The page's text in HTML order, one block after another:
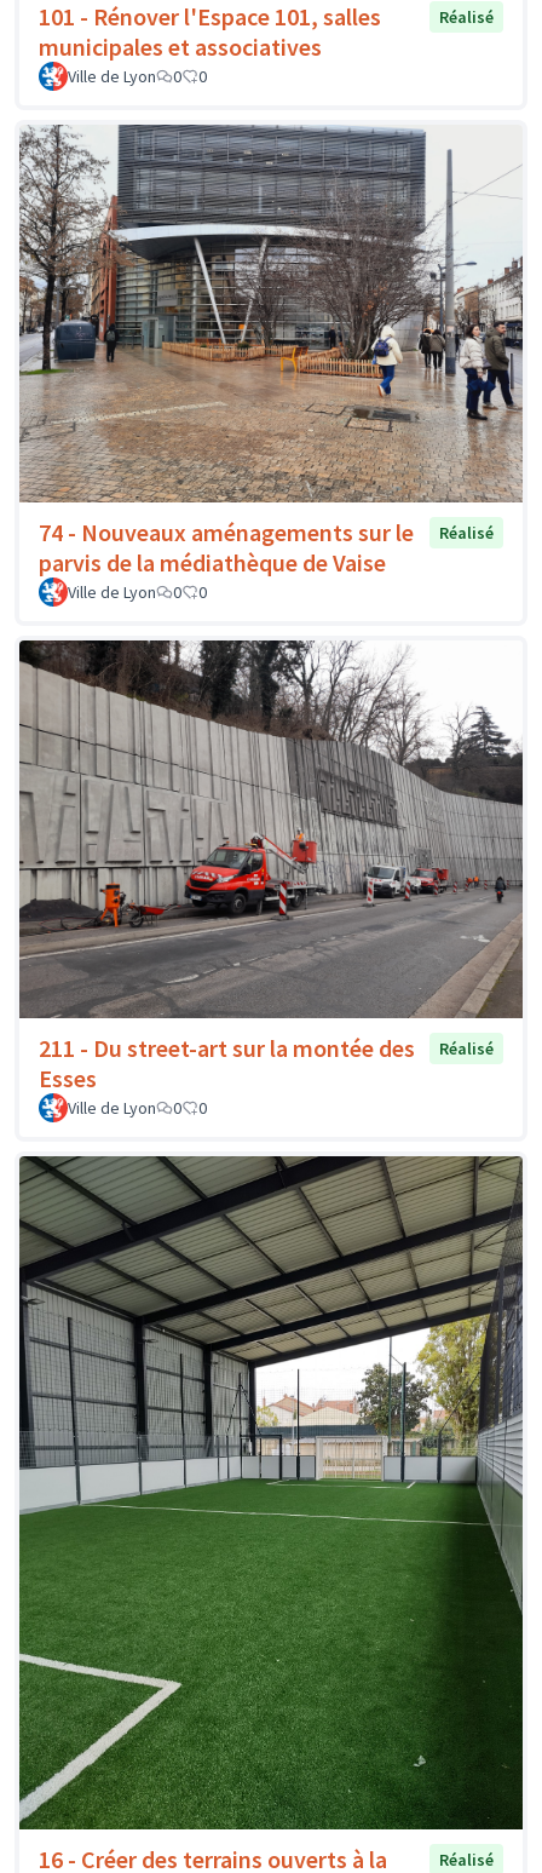
101 - Rénover l'Espace 101, salles
municipales et associatives
Réalisé
Ville de Lyon 0 0
74 - Nouveaux aménagements sur le
parvis de la médiathèque de Vaise
Réalisé
Ville de Lyon 0 0
211 - Du street-art sur la montée des
Esses
Réalisé
Ville de Lyon 0 0
16 - Créer des terrains ouverts à la
Réalisé